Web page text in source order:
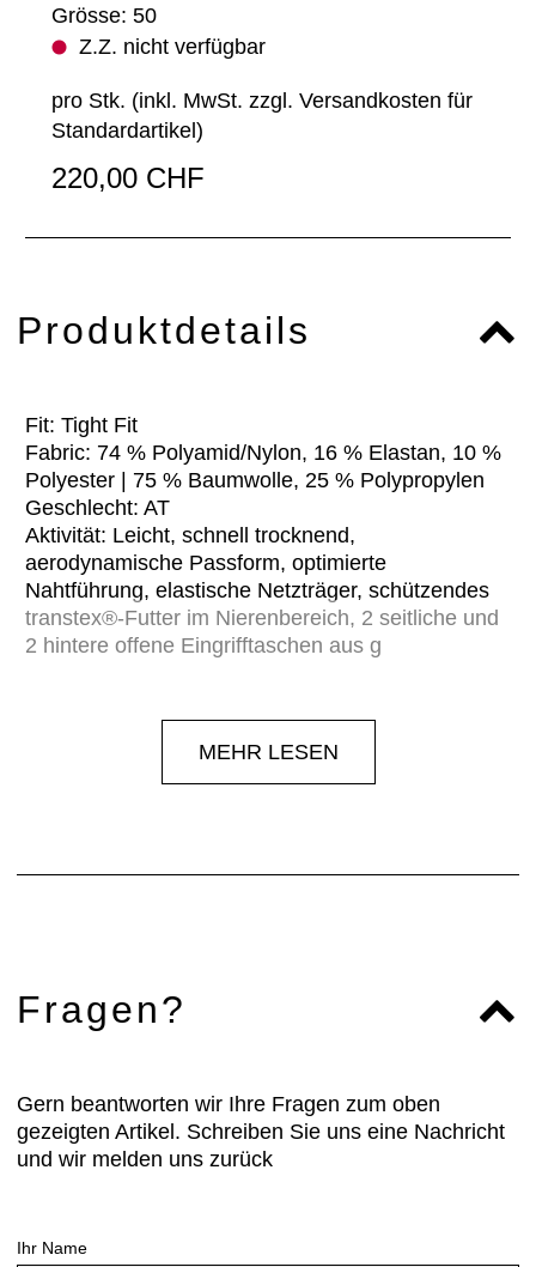
Grösse: 50
Z.Z. nicht verfügbar
pro Stk. (inkl. MwSt. zzgl. Versandkosten für
Standardartikel )
220,00 CHF
Produktdetails
Fit: Tight Fit
Fabric: 74 % Polyamid/Nylon, 16 % Elastan, 10 %
Polyester | 75 % Baumwolle, 25 % Polypropylen
Geschlecht: AT
Aktivität: Leicht, schnell trocknend,
aerodynamische Passform, optimierte
Nahtführung, elastische Netzträger, schützendes
transtex®-Futter im Nierenbereich, 2 seitliche und
2 hintere offene Eingrifftaschen aus g
MEHR LESEN
Fragen?
Gern beantworten wir Ihre Fragen zum oben
gezeigten Artikel. Schreiben Sie uns eine Nachricht
und wir melden uns zurück
Ihr Name